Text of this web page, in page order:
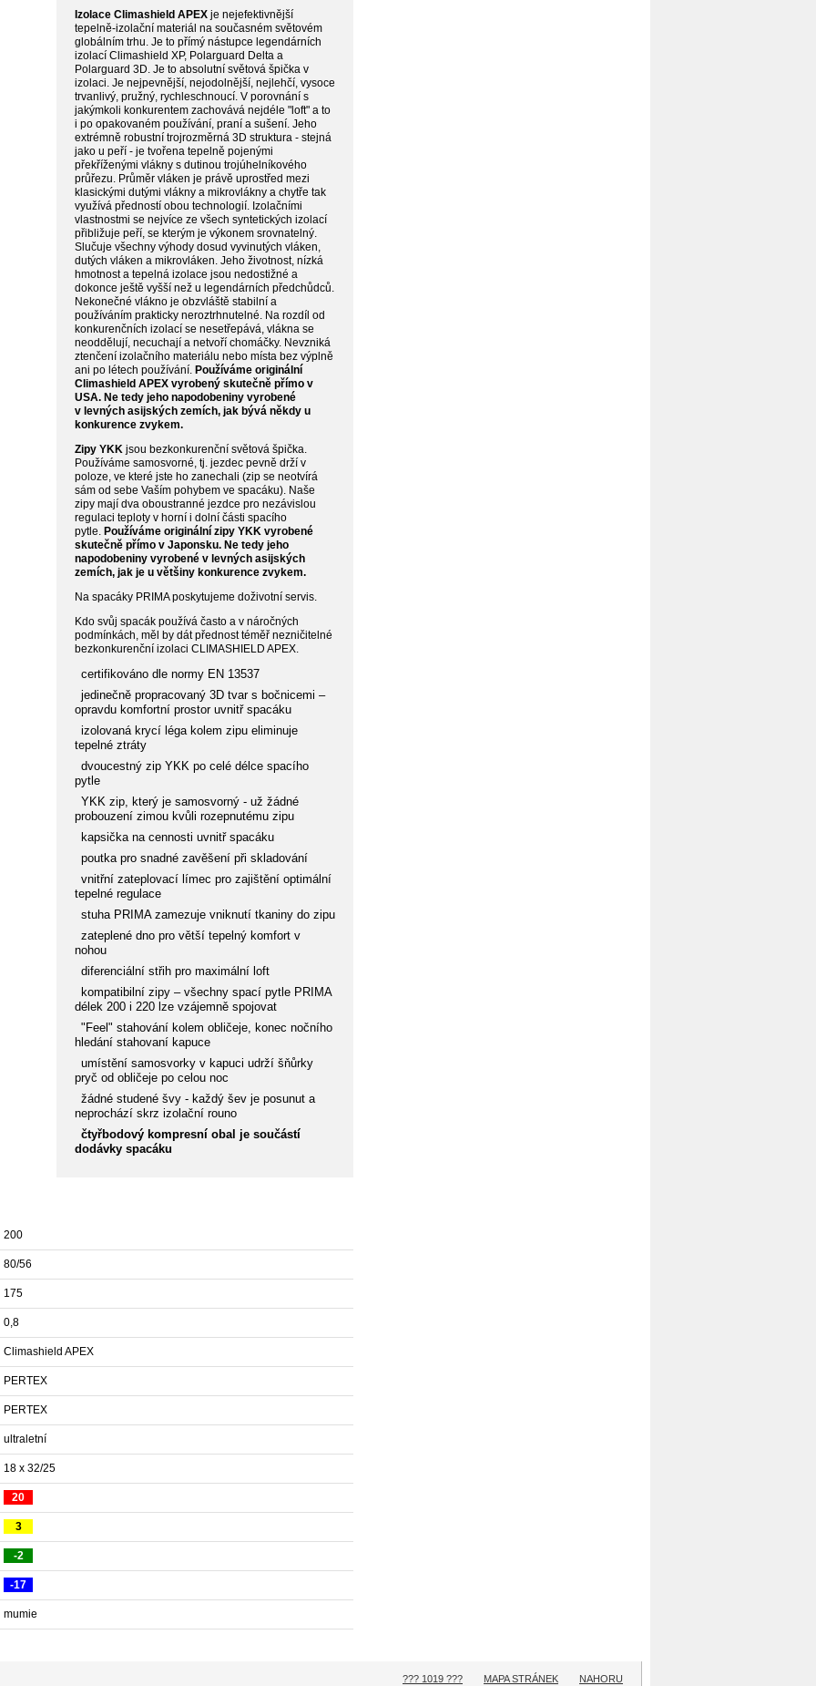
Izolace Climashield APEX je nejefektivnější
tepelně-izolační materiál na současném světovém
globálním trhu. Je to přímý nástupce legendárních
izolací Climashield XP, Polarguard Delta a
Polarguard 3D. Je to absolutní světová špička v
izolaci. Je nejpevnější, nejodolnější, nejlehčí, vysoce
trvanlivý, pružný, rychleschnoucí. V porovnání s
jakýmkoli konkurentem zachovává nejdéle "loft" a to
i po opakovaném používání, praní a sušení. Jeho
extrémně robustní trojrozměrná 3D struktura - stejná
jako u peří - je tvořena tepelně pojenými
překříženými vlákny s dutinou trojúhelníkového
průřezu. Průměr vláken je právě uprostřed mezi
klasickými dutými vlákny a mikrovlákny a chytře tak
využívá předností obou technologií. Izolačními
vlastnostmi se nejvíce ze všech syntetických izolací
přibližuje peří, se kterým je výkonem srovnatelný.
Slučuje všechny výhody dosud vyvinutých vláken,
dutých vláken a mikrovláken. Jeho životnost, nízká
hmotnost a tepelná izolace jsou nedostižné a
dokonce ještě vyšší než u legendárních předchůdců.
Nekonečné vlákno je obzvláště stabilní a
používáním prakticky neroztrhnutelné. Na rozdíl od
konkurenčních izolací se nesetřepává, vlákna se
neoddělují, necuchají a netvoří chomáčky. Nevzniká
ztenčení izolačního materiálu nebo místa bez výplně
ani po létech používání. Používáme originální
Climashield APEX vyrobený skutečně přímo v
USA. Ne tedy jeho napodobeniny vyrobené
v levných asijských zemích, jak bývá někdy u
konkurence zvykem.
Zipy YKK jsou bezkonkurenční světová špička.
Používáme samosvorné, tj. jezdec pevně drží v
poloze, ve které jste ho zanechali (zip se neotvírá
sám od sebe Vaším pohybem ve spacáku). Naše
zipy mají dva oboustranné jezdce pro nezávislou
regulaci teploty v horní i dolní části spacího
pytle. Používáme originální zipy YKK vyrobené
skutečně přímo v Japonsku. Ne tedy jeho
napodobeniny vyrobené v levných asijských
zemích, jak je u většiny konkurence zvykem.
Na spacáky PRIMA poskytujeme doživotní servis.
Kdo svůj spacák používá často a v náročných
podmínkách, měl by dát přednost téměř nezničitelné
bezkonkurenční izolaci CLIMASHIELD APEX.
certifikováno dle normy EN 13537
jedinečně propracovaný 3D tvar s bočnicemi –
opravdu komfortní prostor uvnitř spacáku
izolovaná krycí léga kolem zipu eliminuje
tepelné ztráty
dvoucestný zip YKK po celé délce spacího
pytle
YKK zip, který je samosvorný - už žádné
probouzení zimou kvůli rozepnutému zipu
kapsička na cennosti uvnitř spacáku
poutka pro snadné zavěšení při skladování
vnitřní zateplovací límec pro zajištění optimální
tepelné regulace
stuha PRIMA zamezuje vniknutí tkaniny do zipu
zateplené dno pro větší tepelný komfort v
nohou
diferenciální střih pro maximální loft
kompatibilní zipy – všechny spací pytle PRIMA
délek 200 i 220 lze vzájemně spojovat
"Feel" stahování kolem obličeje, konec nočního
hledání stahovaní kapuce
umístění samosvorky v kapuci udrží šňůrky
pryč od obličeje po celou noc
žádné studené švy - každý šev je posunut a
neprochází skrz izolační rouno
čtyřbodový kompresní obal je součástí
dodávky spacáku
200
80/56
175
0,8
Climashield APEX
PERTEX
PERTEX
ultraletní
18 x 32/25
20
3
-2
-17
mumie
??? 1019 ??? MAPA STRÁNEK NAHORU